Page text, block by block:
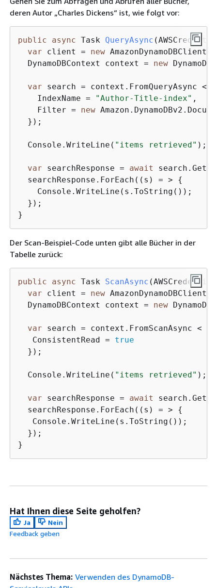
deren Autor „Charles Dickens“ ist, wie folgt vor:
public async Task QueryAsync (
var client = new
  DynamoDBContext context =
new
var search = context.FromQueryAsync <
    IndexName =
"Author-Title-index" ,
    Filter =
new
  });
  Console.WriteLine(
"items retrieved" );
var searchResponse = await
  searchResponse.ForEach((s) = >
{
    Console.WriteLine(s.ToString());
  });
}
Der Scan-Beispiel-Code unten gibt alle Bücher in der
Tabelle zurück:
public async Task ScanAsync (
var client = new
  DynamoDBContext context =
new
var search = context.FromScanAsync <
   ConsistentRead =
true
  });
  Console.WriteLine(
"items retrieved" );
var searchResponse = await
  searchResponse.ForEach((s) = >
{
   Console.WriteLine(s.ToString());
  });
}
Hat Ihnen diese Seite geholfen?
Ja
Nein
Feedback geben
Nächstes Thema: Verwenden des DynamoDB-